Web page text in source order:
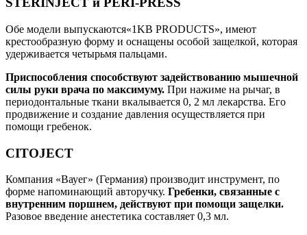
Обе модели выпускаются«1KB PRODUCTS», имеют
крестообразную форму и оснащены особой защелкой, которая
удерживается четырьмя пальцами.
Приспособления способствуют задействованию мышечной
силы руки врача по максимуму. При нажиме на рычаг, в
периодонтальные ткани вкалывается 0, 2 мл лекарства. Его
продвижение и создание давления осуществляется при
помощи гребенок.
CITOJECT
Компания «Вауег» (Германия) производит инструмент, по
форме напоминающий авторучку. Гребенки, связанные с
внутренним поршнем, действуют при помощи защелки.
Разовое введение анестетика составляет 0,3 мл.